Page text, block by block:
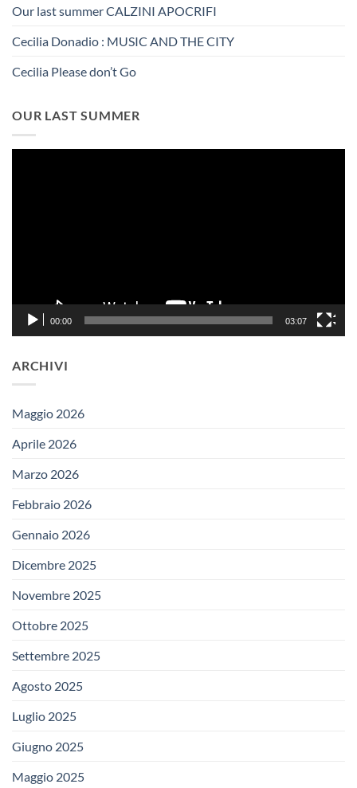
Our last summer CALZINI APOCRIFI
Cecilia Donadio : MUSIC AND THE CITY
Cecilia Please don’t Go
OUR LAST SUMMER
00:00 03:07
ARCHIVI
Maggio 2026
Aprile 2026
Marzo 2026
Febbraio 2026
Gennaio 2026
Dicembre 2025
Novembre 2025
Ottobre 2025
Settembre 2025
Agosto 2025
Luglio 2025
Giugno 2025
Maggio 2025